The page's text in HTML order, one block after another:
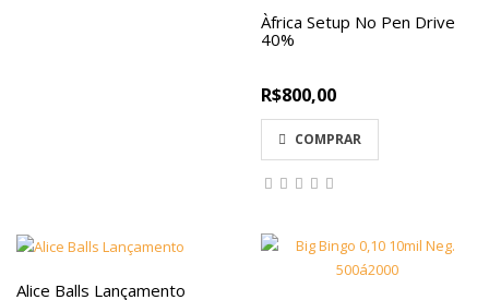
Àfrica Setup No Pen Drive
40%
R$800,00
COMPRAR
Alice Balls Lançamento